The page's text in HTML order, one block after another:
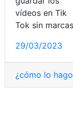
,Ordenador,
vídeos en Tik
Tok sin marcas
29/03/2023
¿cómo lo hago?